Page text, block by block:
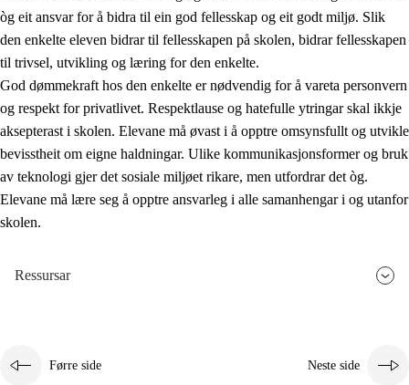
òg eit ansvar for å bidra til ein god fellesskap og eit godt miljø. Slik
den enkelte eleven bidrar til fellesskapen på skolen, bidrar fellesskapen
til trivsel, utvikling og læring for den enkelte.
God dømmekraft hos den enkelte er nødvendig for å vareta personvern
og respekt for privatlivet. Respektlause og hatefulle ytringar skal ikkje
aksepterast i skolen. Elevane må øvast i å opptre omsynsfullt og utvikle
bevisstheit om eigne haldningar. Ulike kommunikasjonsformer og bruk
av teknologi gjer det sosiale miljøet rikare, men utfordrar det òg.
Elevane må lære seg å opptre ansvarleg i alle samanhengar i og utanfor
skolen.
Ressursar
Førre side Neste side